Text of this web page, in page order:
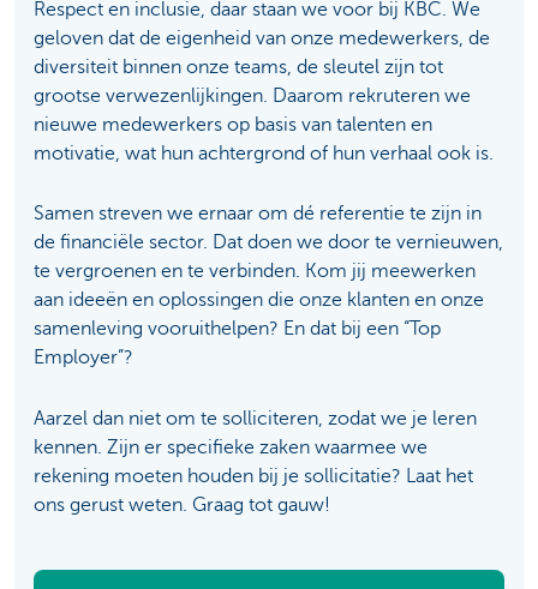
Respect en inclusie, daar staan we voor bij KBC. We
geloven dat de eigenheid van onze medewerkers, de
diversiteit binnen onze teams, de sleutel zijn tot
grootse verwezenlijkingen. Daarom rekruteren we
nieuwe medewerkers op basis van talenten en
motivatie, wat hun achtergrond of hun verhaal ook is.
Samen streven we ernaar om dé referentie te zijn in
de financiële sector. Dat doen we door te vernieuwen,
te vergroenen en te verbinden. Kom jij meewerken
aan ideeën en oplossingen die onze klanten en onze
samenleving vooruithelpen? En dat bij een “Top
Employer”?
Aarzel dan niet om te solliciteren, zodat we je leren
kennen. Zijn er specifieke zaken waarmee we
rekening moeten houden bij je sollicitatie? Laat het
ons gerust weten. Graag tot gauw!